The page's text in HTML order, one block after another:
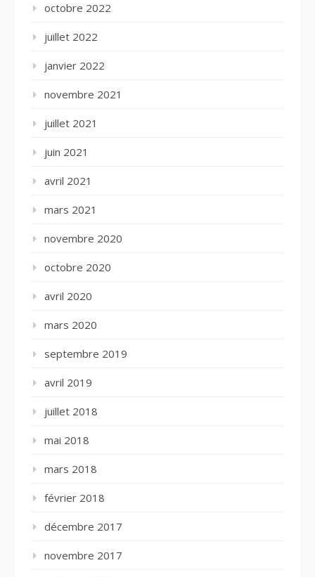
octobre 2022
juillet 2022
janvier 2022
novembre 2021
juillet 2021
juin 2021
avril 2021
mars 2021
novembre 2020
octobre 2020
avril 2020
mars 2020
septembre 2019
avril 2019
juillet 2018
mai 2018
mars 2018
février 2018
décembre 2017
novembre 2017